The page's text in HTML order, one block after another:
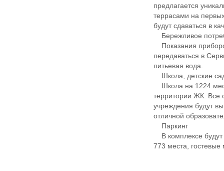
предлагается
террасами на
будут сдаваться в
Бережливое
Показания
передаваться в
питьевая вода.
Школа, детские
Школа на 1224
территории ЖК. Все
учреждения будут
отличной
Паркинг
В комплексе будут
773 места, гостевые